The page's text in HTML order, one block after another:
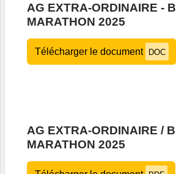
AG EXTRA-ORDINAIRE -
MARATHON 2025
Télécharger le document DOC
AG EXTRA-ORDINAIRE /
MARATHON 2025